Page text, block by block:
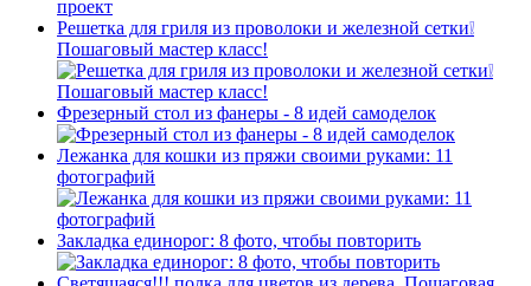
Решетка для гриля из проволоки и железной сетки❕
Пошаговый мастер класс!
Фрезерный стол из фанеры - 8 идей самоделок
Лежанка для кошки из пряжи своими руками: 11
фотографий
Закладка единорог: 8 фото, чтобы повторить